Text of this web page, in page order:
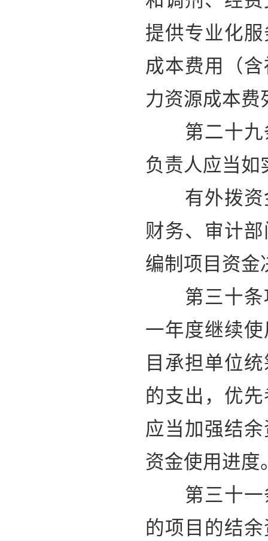
提供专业化
成本费用（
力资源成本费
第二十九条
负责人应当如
有外拨资金
财务、审计
编制项目资金
第三十条项
一年度继续
目承担单位
的支出，优
应当加强结
资金使用进度
第三十一条
的项目的结